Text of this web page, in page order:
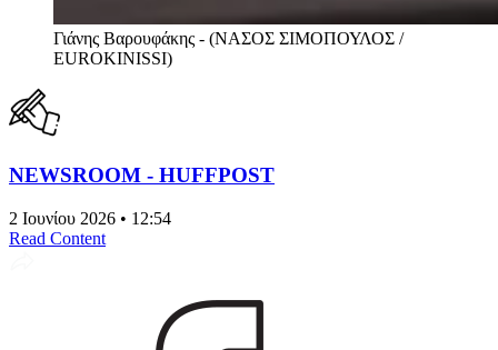
Γιάνης Βαρουφάκης - (ΝΑΣΟΣ ΣΙΜΟΠΟΥΛΟΣ /
EUROKINISSI)
NEWSROOM - HUFFPOST
2 Ιουνίου 2026 • 12:54
Read Content